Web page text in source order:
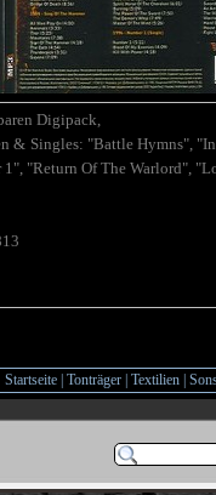
Digipack,
& Singles: "Battle Hymns",
"Return Of The Warlord",
Startseite Tonträger Textilien